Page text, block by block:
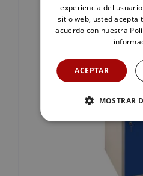
experiencia del
sitio web, usted acepta
acuerdo con nuestra
ACEPTAR
MOSTRAR